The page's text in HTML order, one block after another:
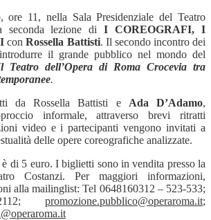
ore 11, nella Sala Presidenziale del Teatro
seconda lezione diI COREOGRAFI, I
con Rossella Battisti. Il secondo incontro dei
il grande pubblico nel mondo del
Teatro dell’Opera di Roma Crocevia tra
.
da Rossella Battisti e Ada D’Adamo,
informale, attraverso brevi ritratti
video e i partecipanti vengono invitati a
delle opere coreografiche analizzate.
di 5 euro. I biglietti sono in vendita presso la
Costanzi. Per maggiori informazioni,
alla mailinglist: Tel 0648160312 – 523-533;
promozione.pubblico@operaroma.it;